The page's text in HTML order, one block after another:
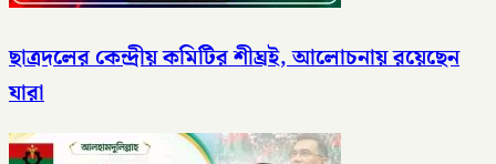
ছাত্রদলের কেন্দ্রীয় কমিটির শীঘ্রই, আলোচনায় রয়েছেন
যারা